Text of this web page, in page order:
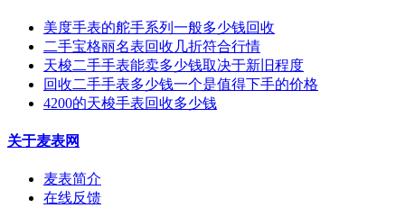
美度手表的舵手系列一般多少钱回收
二手宝格丽名表回收几折符合行情
天梭二手手表能卖多少钱取决于新旧程度
回收二手手表多少钱一个是值得下手的价格
4200的天梭手表回收多少钱
关于麦表网
麦表简介
在线反馈